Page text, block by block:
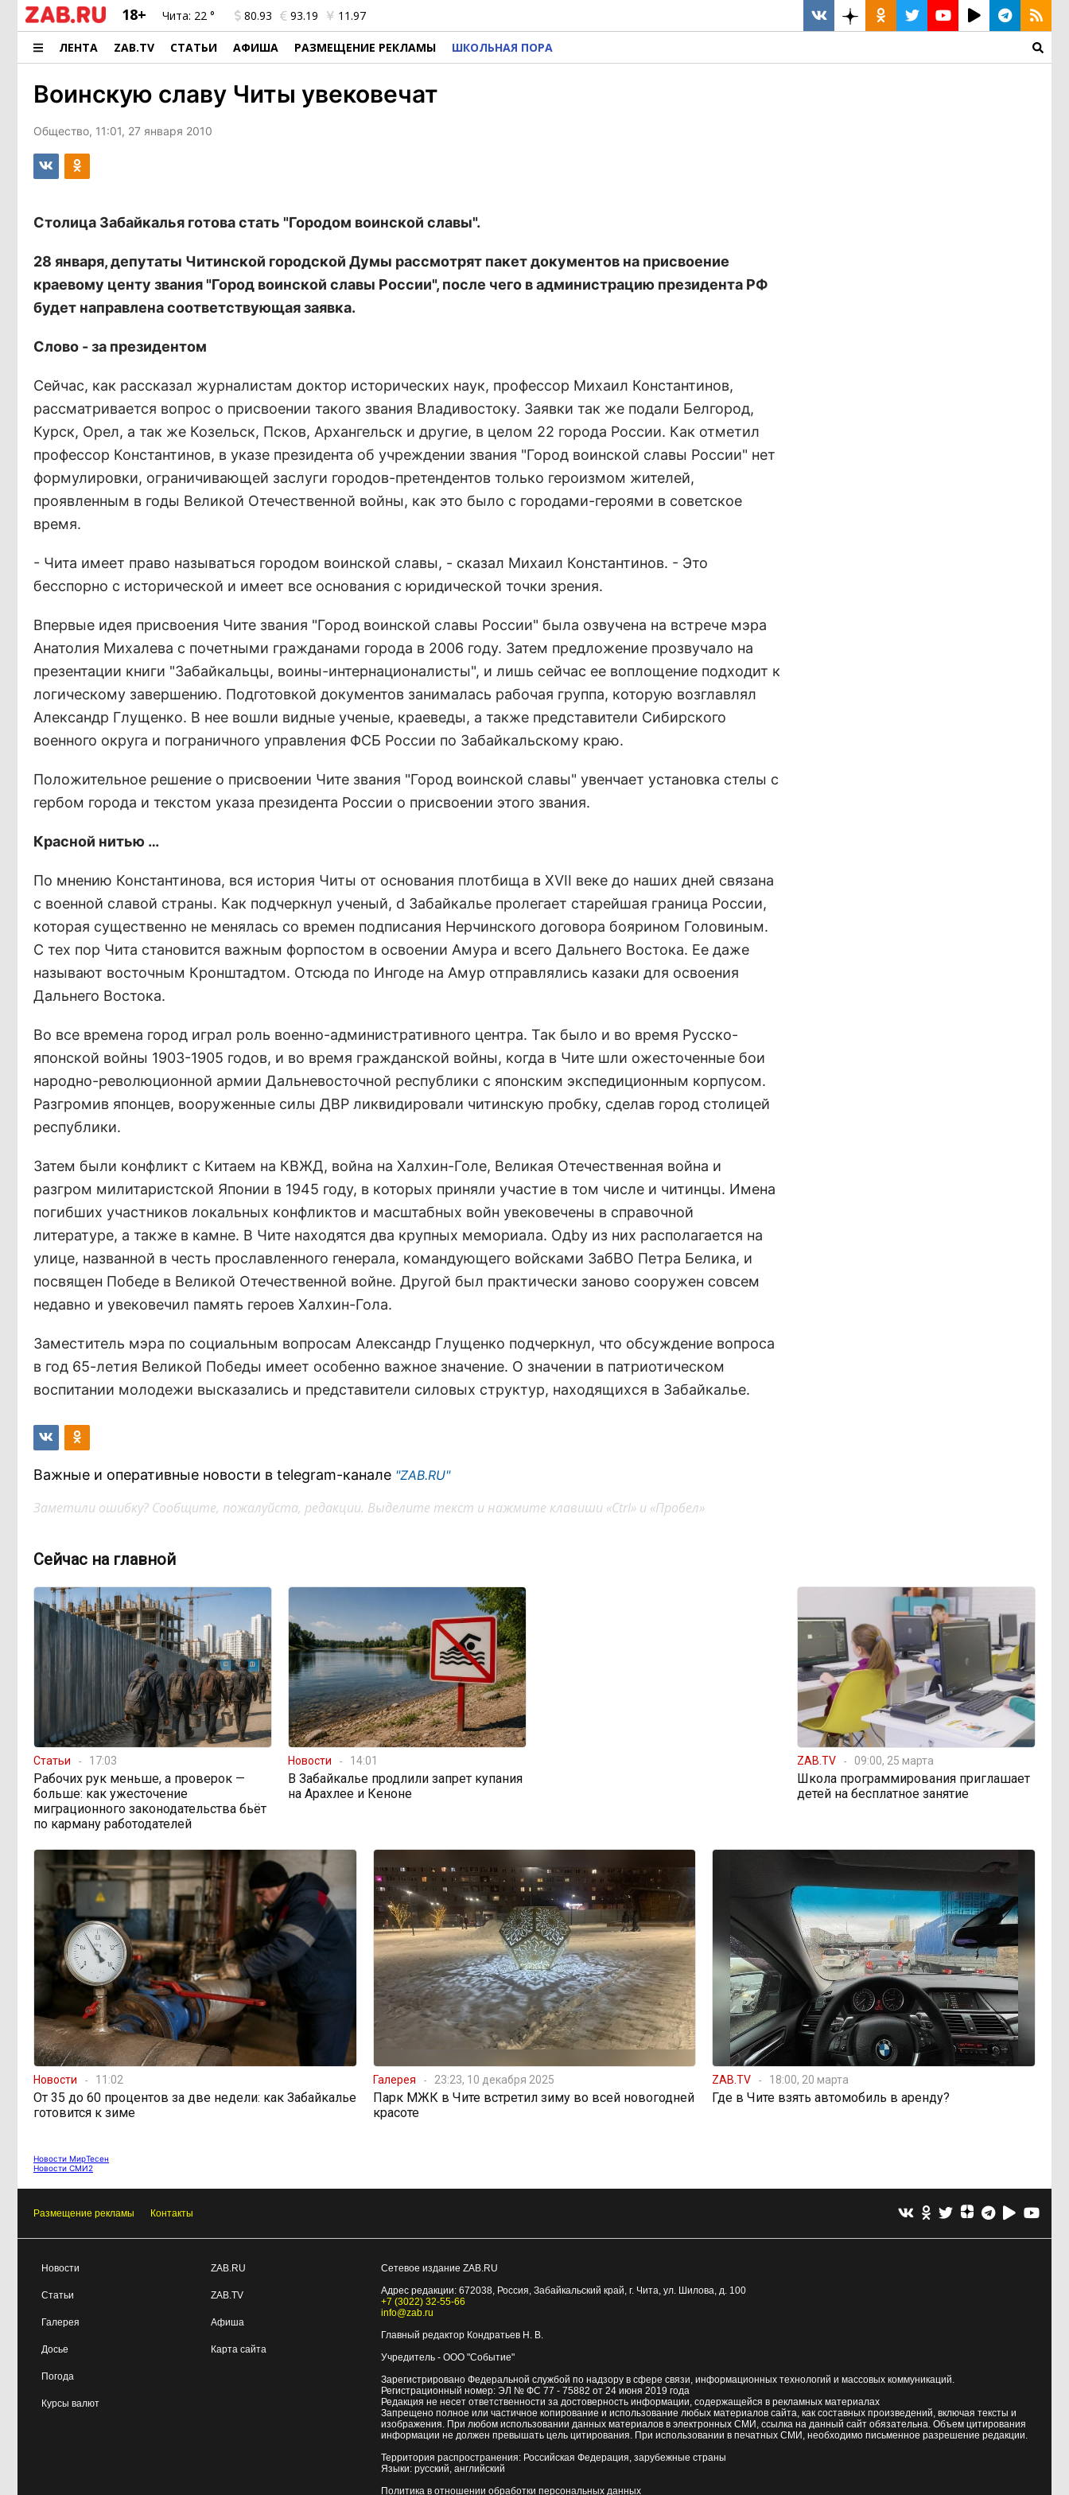
18+ Чита: 22 ° 80.93 93.19 11.97
ЛЕНТА ZAB.TV СТАТЬИ АФИША РАЗМЕЩЕНИЕ РЕКЛАМЫ ШКОЛЬНАЯ ПОРА
Воинскую славу Читы увековечат
Общество, 11:01, 27 января 2010
Столица Забайкалья готова стать "Городом воинской славы".
28 января, депутаты Читинской городской Думы рассмотрят пакет документов на присвоение
краевому центу звания "Город воинской славы России", после чего в администрацию президента РФ
будет направлена соответствующая заявка.
Слово - за президентом
Сейчас, как рассказал журналистам доктор исторических наук, профессор Михаил Константинов,
рассматривается вопрос о присвоении такого звания Владивостоку. Заявки так же подали Белгород,
Курск, Орел, а так же Козельск, Псков, Архангельск и другие, в целом 22 города России. Как отметил
профессор Константинов, в указе президента об учреждении звания "Город воинской славы России" нет
формулировки, ограничивающей заслуги городов-претендентов только героизмом жителей,
проявленным в годы Великой Отечественной войны, как это было с городами-героями в советское
время.
- Чита имеет право называться городом воинской славы, - сказал Михаил Константинов. - Это
бесспорно с исторической и имеет все основания с юридической точки зрения.
Впервые идея присвоения Чите звания "Город воинской славы России" была озвучена на встрече мэра
Анатолия Михалева с почетными гражданами города в 2006 году. Затем предложение прозвучало на
презентации книги "Забайкальцы, воины-интернационалисты", и лишь сейчас ее воплощение подходит к
логическому завершению. Подготовкой документов занималась рабочая группа, которую возглавлял
Александр Глущенко. В нее вошли видные ученые, краеведы, а также представители Сибирского
военного округа и пограничного управления ФСБ России по Забайкальскому краю.
Положительное решение о присвоении Чите звания "Город воинской славы" увенчает установка стелы с
гербом города и текстом указа президента России о присвоении этого звания.
Красной нитью …
По мнению Константинова, вся история Читы от основания плотбища в XVII веке до наших дней связана
с военной славой страны. Как подчеркнул ученый, d Забайкалье пролегает старейшая граница России,
которая существенно не менялась со времен подписания Нерчинского договора боярином Головиным.
С тех пор Чита становится важным форпостом в освоении Амура и всего Дальнего Востока. Ее даже
называют восточным Кронштадтом. Отсюда по Ингоде на Амур отправлялись казаки для освоения
Дальнего Востока.
Во все времена город играл роль военно-административного центра. Так было и во время Русско-
японской войны 1903-1905 годов, и во время гражданской войны, когда в Чите шли ожесточенные бои
народно-революционной армии Дальневосточной республики с японским экспедиционным корпусом.
Разгромив японцев, вооруженные силы ДВР ликвидировали читинскую пробку, сделав город столицей
республики.
Затем были конфликт с Китаем на КВЖД, война на Халхин-Голе, Великая Отечественная война и
разгром милитаристской Японии в 1945 году, в которых приняли участие в том числе и читинцы. Имена
погибших участников локальных конфликтов и масштабных войн увековечены в справочной
литературе, а также в камне. В Чите находятся два крупных мемориала. Одby из них располагается на
улице, названной в честь прославленного генерала, командующего войсками ЗабВО Петра Белика, и
посвящен Победе в Великой Отечественной войне. Другой был практически заново сооружен совсем
недавно и увековечил память героев Халхин-Гола.
Заместитель мэра по социальным вопросам Александр Глущенко подчеркнул, что обсуждение вопроса
в год 65-летия Великой Победы имеет особенно важное значение. О значении в патриотическом
воспитании молодежи высказались и представители силовых структур, находящихся в Забайкалье.
Важные и оперативные новости в telegram-канале "ZAB.RU"
Заметили ошибку? Сообщите, пожалуйста, редакции. Выделите текст и нажмите клавиши «Ctrl» и «Пробел»
Сейчас на главной
Статьи 17:03
Рабочих рук меньше, а проверок —
больше: как ужесточение
миграционного законодательства бьёт
по карману работодателей
Новости 14:01
В Забайкалье продлили запрет купания
на Арахлее и Кеноне
ZAB.TV 09:00, 25 марта
Школа программирования приглашает
детей на бесплатное занятие
Новости 11:02
От 35 до 60 процентов за две недели: как Забайкалье
готовится к зиме
Галерея 23:23, 10 декабря 2025
Парк МЖК в Чите встретил зиму во всей новогодней
красоте
ZAB.TV 18:00, 20 марта
Где в Чите взять автомобиль в аренду?
Новости МирТесен
Новости СМИ2
Размещение рекламы Контакты
Новости
Статьи
Галерея
Досье
Погода
Курсы валют
ZAB.RU
ZAB.TV
Афиша
Карта сайта
Сетевое издание ZAB.RU
Адрес редакции: 672038, Россия, Забайкальский край, г. Чита, ул. Шилова, д. 100
+7 (3022) 32-55-66
info@zab.ru
Главный редактор Кондратьев Н. В.
Учредитель - ООО "Событие"
Зарегистрировано Федеральной службой по надзору в сфере связи, информационных технологий и массовых коммуникаций.
Регистрационный номер: ЭЛ № ФС 77 - 75882 от 24 июня 2019 года
Редакция не несет ответственности за достоверность информации, содержащейся в рекламных материалах
Запрещено полное или частичное копирование и использование любых материалов сайта, как составных произведений, включая тексты и
изображения. При любом использовании данных материалов в электронных СМИ, ссылка на данный сайт обязательна. Объем цитирования
информации не должен превышать цель цитирования. При использовании в печатных СМИ, необходимо письменное разрешение редакции.
Территория распространения: Российская Федерация, зарубежные страны
Языки: русский, английский
Политика в отношении обработки персональных данных